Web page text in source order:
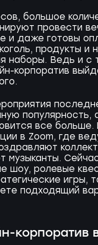
большое
провести
и даже готовы
продукты и
наборы. Ведь и с
корпоратив
популярность,
все больше.
в Zoom, где
музыканты.
шоу, ролевые
игры,
подходящий
корпоратив